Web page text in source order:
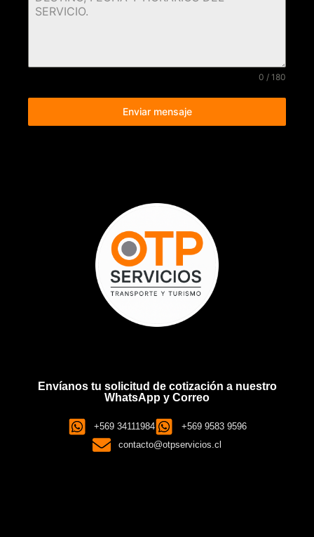
0 / 180
Enviar mensaje
Envíanos tu solicitud de cotización a nuestro
WhatsApp y Correo
+569 34111984
+569 9583 9596
contacto@otpservicios.cl